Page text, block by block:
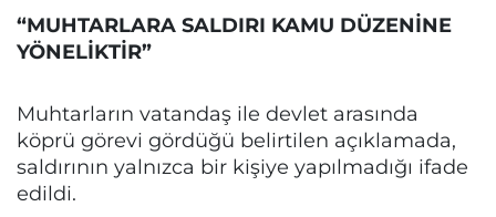
“MUHTARLARA SALDIRI KAMU DÜZENİNE
YÖNELİKTİR”
Muhtarların vatandaş ile devlet arasında
köprü görevi gördüğü belirtilen açıklamada,
saldırının yalnızca bir kişiye yapılmadığı ifade
edildi.